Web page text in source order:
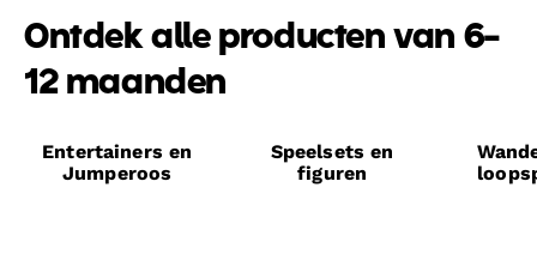
Ontdek alle producten van 6-
12 maanden
Entertainers en
Jumperoos
Speelsets en
figuren